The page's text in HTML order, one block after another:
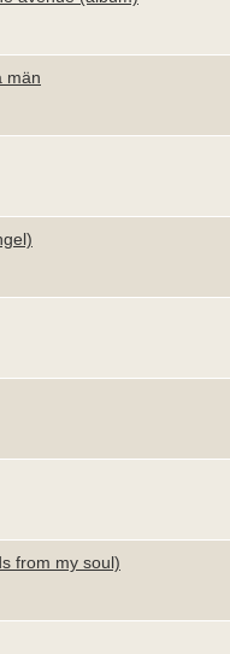
män
from my soul)